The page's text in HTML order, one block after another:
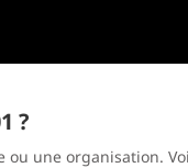
?
ou une organisation.